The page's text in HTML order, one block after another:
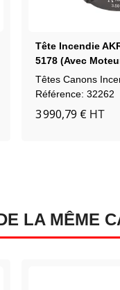
Tête Incendie
5178 (avec
Têtes Canons
Référence: 32262
3 990,79 € HT
LA MÊME